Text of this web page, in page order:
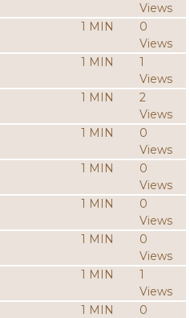
Views
1 MIN
0
Views
1 MIN
1
Views
1 MIN
2
Views
1 MIN
0
Views
1 MIN
0
Views
1 MIN
0
Views
1 MIN
0
Views
1 MIN
1
Views
1 MIN
0